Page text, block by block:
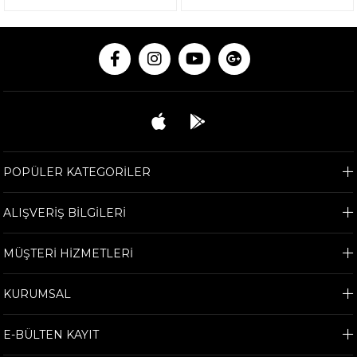
POPÜLER KATEGORİLER
ALIŞVERİŞ BİLGİLERİ
MÜŞTERİ HİZMETLERİ
KURUMSAL
E-BÜLTEN KAYIT